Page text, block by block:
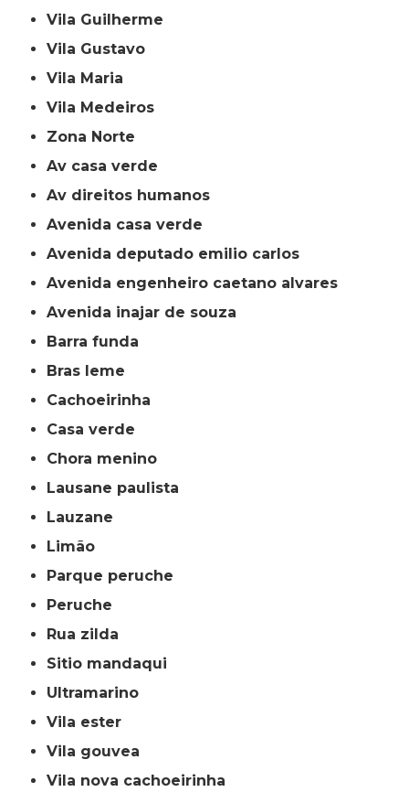
Vila Guilherme
Vila Gustavo
Vila Maria
Vila Medeiros
Zona Norte
av casa verde
av direitos humanos
avenida casa verde
avenida deputado emilio carlos
avenida engenheiro caetano alvares
avenida inajar de souza
barra funda
bras leme
cachoeirinha
casa verde
chora menino
lausane paulista
lauzane
limão
parque peruche
peruche
rua zilda
sitio mandaqui
ultramarino
vila ester
vila gouvea
vila nova cachoeirinha